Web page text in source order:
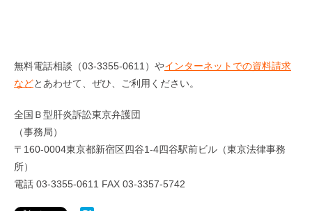
無料電話相談（03-3355-0611）やインターネットでの資料請求
などとあわせて、ぜひ、ご利用ください。
全国Ｂ型肝炎訴訟東京弁護団
（事務局）
〒160-0004東京都新宿区四谷1-4四谷駅前ビル（東京法律事務
所）
電話 03-3355-0611 FAX 03-3357-5742